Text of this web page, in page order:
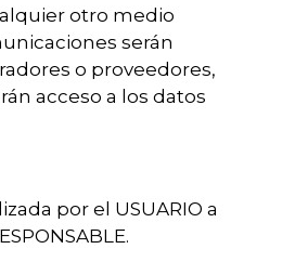
otro medio
serán
o proveedores,
acceso a los datos
por el USUARIO a